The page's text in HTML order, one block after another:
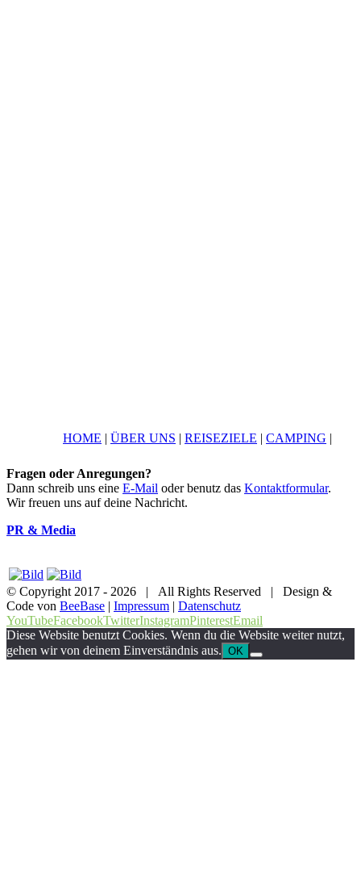
HOME | ÜBER UNS | REISEZIELE | CAMPING |
Fragen oder Anregungen?
Dann schreib uns eine E-Mail oder benutz das Kontaktformular.
Wir freuen uns auf deine Nachricht.
PR & Media
© Copyright 2017 - 2026 | All Rights Reserved | Design &
Code von BeeBase | Impressum | Datenschutz
YouTubeFacebookTwitterInstagramPinterestEmail
Diese Website benutzt Cookies. Wenn du die Website weiter nutzt,
gehen wir von deinem Einverständnis aus. OK